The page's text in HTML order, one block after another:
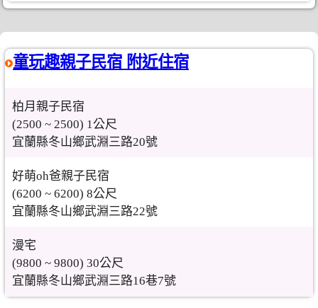
童玩趣親子民宿 附近住宿
柏月親子民宿
(2500 ~ 2500) 1公尺
宜蘭縣冬山鄉武淵三路20號
好萌oh爸親子民宿
(6200 ~ 6200) 8公尺
宜蘭縣冬山鄉武淵三路22號
漫宅
(9800 ~ 9800) 30公尺
宜蘭縣冬山鄉武淵三路16巷7號